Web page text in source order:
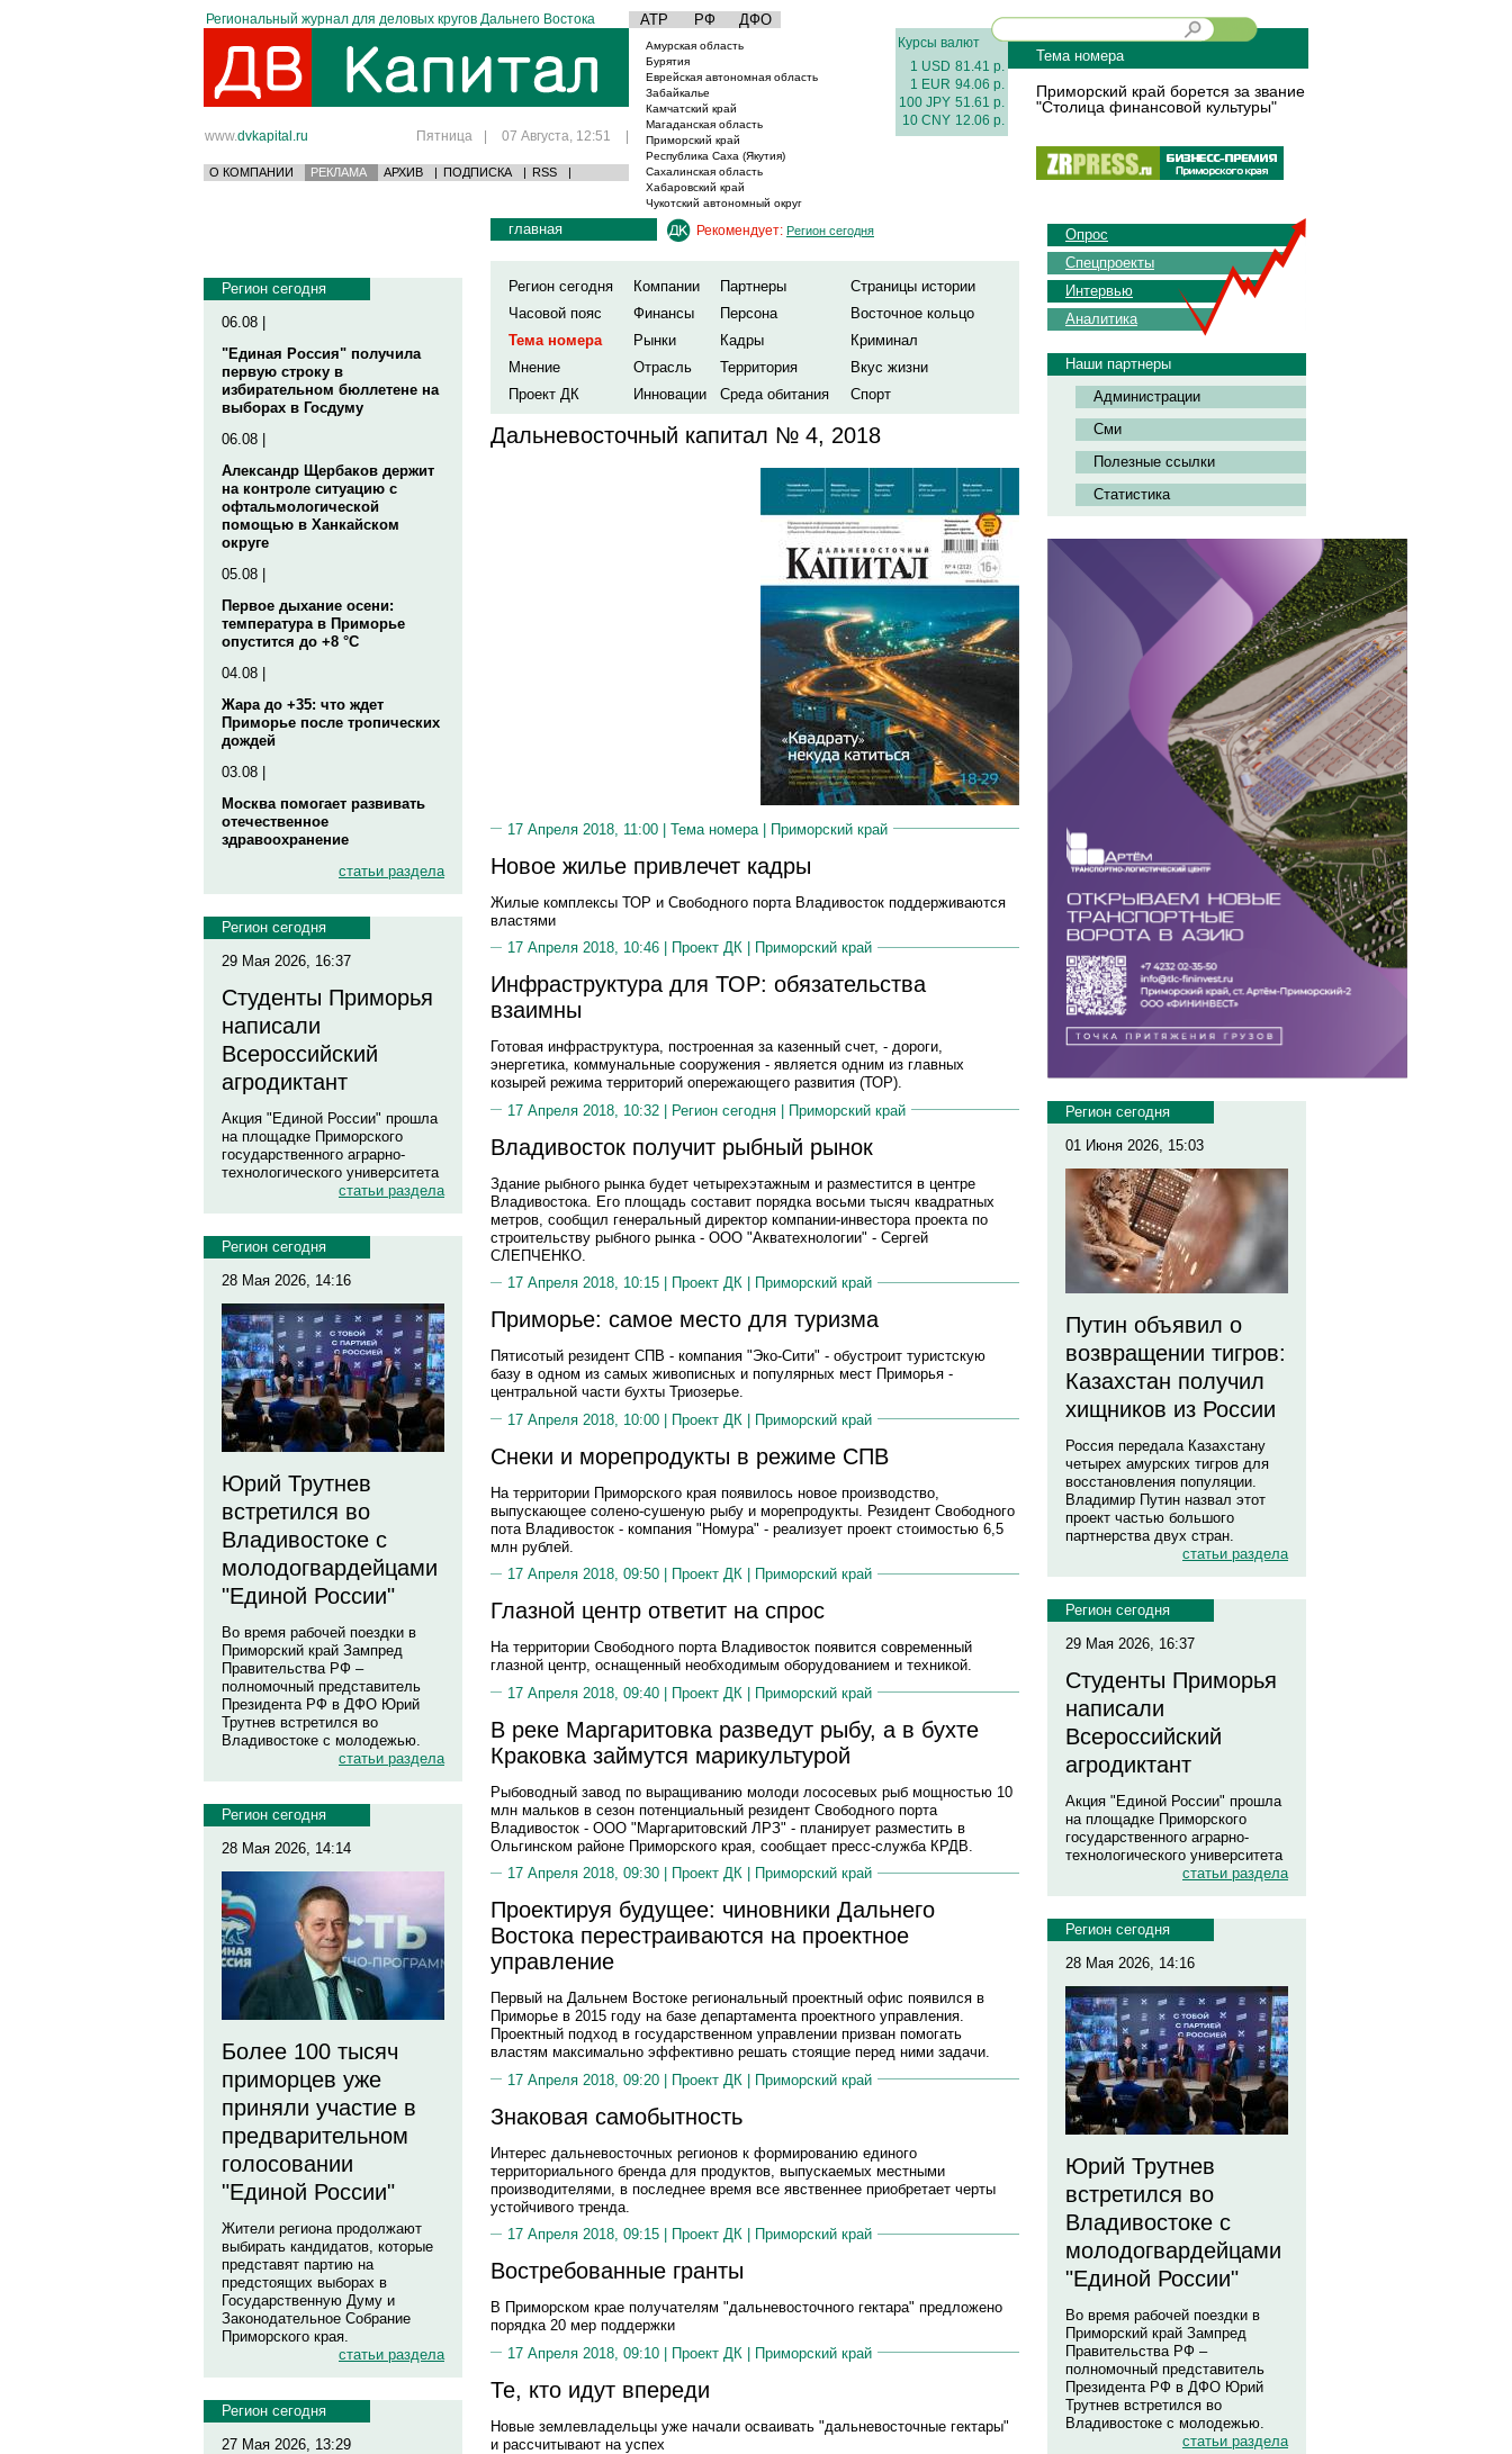
Региональный журнал для деловых кругов Дальнего Востока АТР РФ ДФО
www.dvkapital.ru Пятница | 07 Августа, 12:51 |
О КОМПАНИИ РЕКЛАМА АРХИВ | ПОДПИСКА | RSS |
Амурская область
Бурятия
Еврейская автономная область
Забайкалье
Камчатский край
Магаданская область
Приморский край
Республика Саха (Якутия)
Сахалинская область
Хабаровский край
Чукотский автономный округ
Курсы валют
1 USD 81.41 р.
1 EUR 94.06 р.
100 JPY 51.61 р.
10 CNY 12.06 р.
Тема номера
Приморский край борется за звание
"Столица финансовой культуры"
Регион сегодня
06.08 |
"Единая Россия" получила
первую строку в
избирательном бюллетене на
выборах в Госдуму
06.08 |
Александр Щербаков держит
на контроле ситуацию с
офтальмологической
помощью в Ханкайском
округе
05.08 |
Первое дыхание осени:
температура в Приморье
опустится до +8 °C
04.08 |
Жара до +35: что ждет
Приморье после тропических
дождей
03.08 |
Москва помогает развивать
отечественное
здравоохранение
статьи раздела
Регион сегодня
29 Мая 2026, 16:37
Студенты Приморья
написали
Всероссийский
агродиктант
Акция "Единой России" прошла
на площадке Приморского
государственного аграрно-
технологического университета
статьи раздела
Регион сегодня
28 Мая 2026, 14:16
Юрий Трутнев
встретился во
Владивостоке с
молодогвардейцами
"Единой России"
Во время рабочей поездки в
Приморский край Зампред
Правительства РФ –
полномочный представитель
Президента РФ в ДФО Юрий
Трутнев встретился во
Владивостоке с молодежью.
статьи раздела
Регион сегодня
28 Мая 2026, 14:14
Более 100 тысяч
приморцев уже
приняли участие в
предварительном
голосовании
"Единой России"
Жители региона продолжают
выбирать кандидатов, которые
представят партию на
предстоящих выборах в
Государственную Думу и
Законодательное Собрание
Приморского края.
статьи раздела
Регион сегодня
27 Мая 2026, 13:29
главная Рекомендует: Регион сегодня
Регион сегодня Компании Партнеры
Страницы истории
Часовой пояс
Финансы Персона
Восточное кольцо
Тема номера
Рынки Кадры
Криминал
Мнение
Отрасль Территория
Вкус жизни
Проект ДК
Инновации Среда обитания Спорт
Дальневосточный капитал № 4, 2018
17 Апреля 2018, 11:00 | Тема номера | Приморский край
Новое жилье привлечет кадры
Жилые комплексы ТОР и Свободного порта Владивосток поддерживаются
властями
17 Апреля 2018, 10:46 |
Проект ДК Приморский край
Инфраструктура для ТОР: обязательства
взаимны
Готовая инфраструктура, построенная за казенный счет, - дороги,
энергетика, коммунальные сооружения - является одним из главных
козырей режима территорий опережающего развития (ТОР).
17 Апреля 2018, 10:32 | Регион сегодня | Приморский край
Владивосток получит рыбный рынок
Здание рыбного рынка будет четырехэтажным и разместится в центре
Владивостока. Его площадь составит порядка восьми тысяч квадратных
метров, сообщил генеральный директор компании-инвестора проекта по
строительству рыбного рынка - ООО "Акватехнологии" - Сергей
СЛЕПЧЕНКО.
17 Апреля 2018, 10:15 |
Проект ДК Приморский край
Приморье: самое место для туризма
Пятисотый резидент СПВ - компания "Эко-Сити" - обустроит туристскую
базу в одном из самых живописных и популярных мест Приморья -
центральной части бухты Триозерье.
17 Апреля 2018, 10:00 | Проект ДК | Приморский край
Снеки и морепродукты в режиме СПВ
На территории Приморского края появилось новое производство,
выпускающее солено-сушеную рыбу и морепродукты. Резидент Свободного
пота Владивосток - компания "Номура" - реализует проект стоимостью 6,5
млн рублей.
17 Апреля 2018, 09:50 |
Проект ДК Приморский край
Глазной центр ответит на спрос
На территории Свободного порта Владивосток появится современный
глазной центр, оснащенный необходимым оборудованием и техникой.
17 Апреля 2018, 09:40 | Проект ДК | Приморский край
В реке Маргаритовка разведут рыбу, а в бухте
Краковка займутся марикультурой
Рыбоводный завод по выращиванию молоди лососевых рыб мощностью 10
млн мальков в сезон потенциальный резидент Свободного порта
Владивосток - ООО "Маргаритовский ЛРЗ" - планирует разместить в
Ольгинском районе Приморского края, сообщает пресс-служба КРДВ.
17 Апреля 2018, 09:30 |
Проект ДК Приморский край
Проектируя будущее: чиновники Дальнего
Востока перестраиваются на проектное
управление
Первый на Дальнем Востоке региональный проектный офис появился в
Приморье в 2015 году на базе департамента проектного управления.
Проектный подход в государственном управлении призван помогать
властям максимально эффективно решать стоящие перед ними задачи.
17 Апреля 2018, 09:20 | Проект ДК | Приморский край
Знаковая самобытность
Интерес дальневосточных регионов к формированию единого
территориального бренда для продуктов, выпускаемых местными
производителями, в последнее время все явственнее приобретает черты
устойчивого тренда.
17 Апреля 2018, 09:15 |
Проект ДК Приморский край
Востребованные гранты
В Приморском крае получателям "дальневосточного гектара" предложено
порядка 20 мер поддержки
17 Апреля 2018, 09:10 | Проект ДК | Приморский край
Те, кто идут впереди
Новые землевладельцы уже начали осваивать "дальневосточные гектары"
и рассчитывают на успех
Опрос
Спецпроекты
Интервью
Аналитика
Наши партнеры
Администрации
Сми
Полезные ссылки
Статистика
Регион сегодня
01 Июня 2026, 15:03
Путин объявил о
возвращении тигров:
Казахстан получил
хищников из России
Россия передала Казахстану
четырех амурских тигров для
восстановления популяции.
Владимир Путин назвал этот
проект частью большого
партнерства двух стран.
статьи раздела
Регион сегодня
29 Мая 2026, 16:37
Студенты Приморья
написали
Всероссийский
агродиктант
Акция "Единой России" прошла
на площадке Приморского
государственного аграрно-
технологического университета
статьи раздела
Регион сегодня
28 Мая 2026, 14:16
Юрий Трутнев
встретился во
Владивостоке с
молодогвардейцами
"Единой России"
Во время рабочей поездки в
Приморский край Зампред
Правительства РФ –
полномочный представитель
Президента РФ в ДФО Юрий
Трутнев встретился во
Владивостоке с молодежью.
статьи раздела